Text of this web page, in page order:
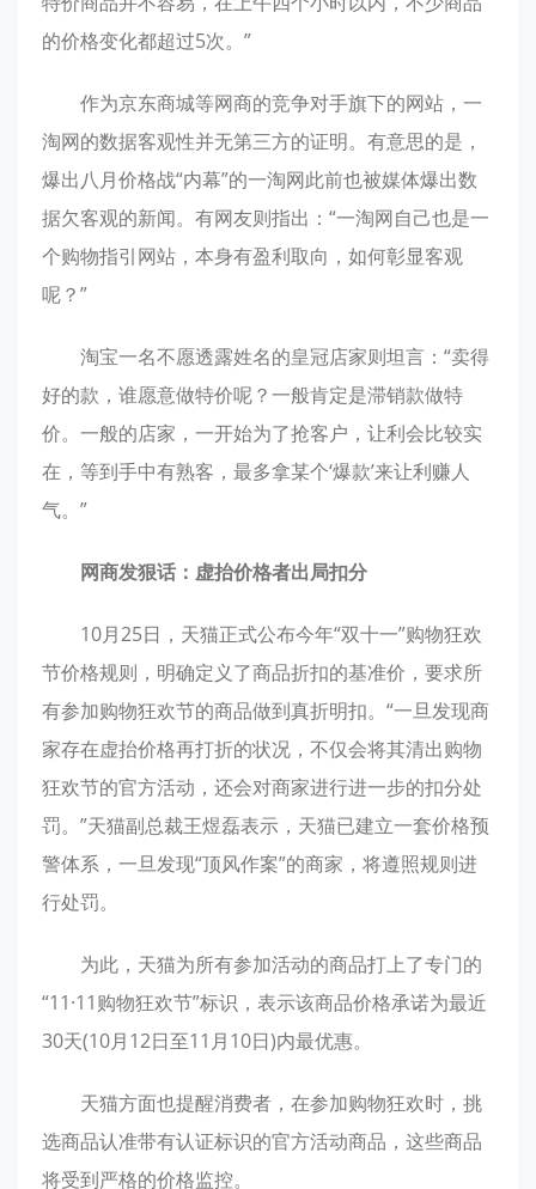
的价格变化都超过5次。”
作为京东商城等网商的竞争对手旗下的网站，一
淘网的数据客观性并无第三方的证明。有意思的是，
爆出八月价格战“内幕”的一淘网此前也被媒体爆出数
据欠客观的新闻。有网友则指出：“一淘网自己也是一
个购物指引网站，本身有盈利取向，如何彰显客观
呢？”
淘宝一名不愿透露姓名的皇冠店家则坦言：“卖得
好的款，谁愿意做特价呢？一般肯定是滞销款做特
价。一般的店家，一开始为了抢客户，让利会比较实
在，等到手中有熟客，最多拿某个‘爆款’来让利赚人
气。”
网商发狠话：虚抬价格者出局扣分
10月25日，天猫正式公布今年“双十一”购物狂欢
节价格规则，明确定义了商品折扣的基准价，要求所
有参加购物狂欢节的商品做到真折明扣。“一旦发现商
家存在虚抬价格再打折的状况，不仅会将其清出购物
狂欢节的官方活动，还会对商家进行进一步的扣分处
罚。”天猫副总裁王煜磊表示，天猫已建立一套价格预
警体系，一旦发现“顶风作案”的商家，将遵照规则进
行处罚。
为此，天猫为所有参加活动的商品打上了专门的
“11·11购物狂欢节”标识，表示该商品价格承诺为最近
30天(10月12日至11月10日)内最优惠。
天猫方面也提醒消费者，在参加购物狂欢时，挑
选商品认准带有认证标识的官方活动商品，这些商品
将受到严格的价格监控。